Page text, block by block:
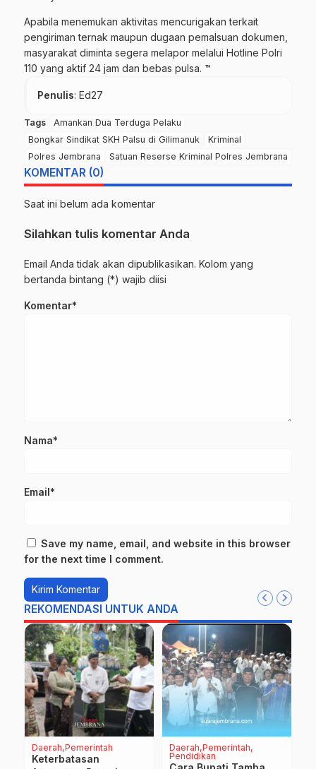
Apabila menemukan aktivitas mencurigakan terkait
pengiriman ternak maupun dugaan pemalsuan dokumen,
masyarakat diminta segera melapor melalui Hotline Polri
110 yang aktif 24 jam dan bebas pulsa. ™
Penulis: Ed27
Tags
Amankan Dua Terduga Pelaku
Bongkar Sindikat SKH Palsu di Gilimanuk
Kriminal
Polres Jembrana
Satuan Reserse Kriminal Polres Jembrana
KOMENTAR (0)
Saat ini belum ada komentar
Silahkan tulis komentar Anda
Email Anda tidak akan dipublikasikan. Kolom yang
bertanda bintang (*) wajib diisi
Komentar*
Nama*
Email*
Save my name, email, and website in this browser
for the next time I comment.
REKOMENDASI UNTUK ANDA
Daerah Pemerintah
Keterbatasan
Daerah Pemerintah
Pendidikan